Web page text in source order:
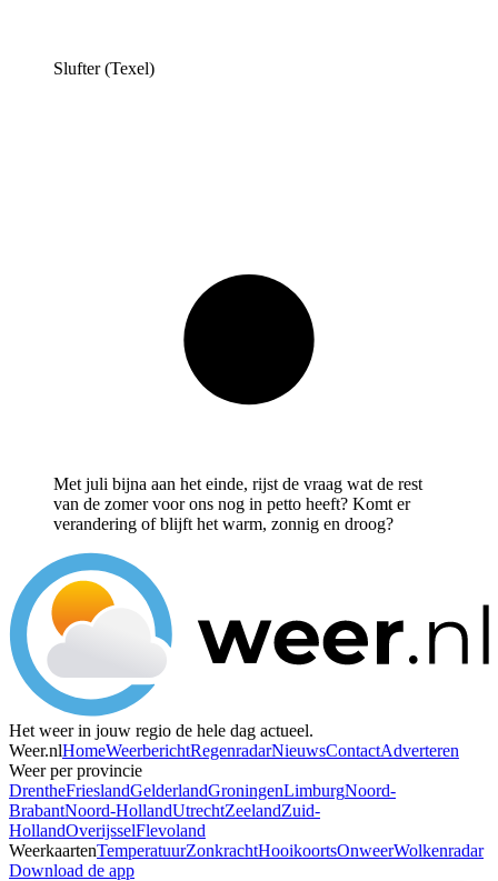
Slufter (Texel)
Met juli bijna aan het einde, rijst de vraag wat de rest
van de zomer voor ons nog in petto heeft? Komt er
verandering of blijft het warm, zonnig en droog?
Het weer in jouw regio de hele dag actueel.
Weer.nlHomeWeerberichtRegenradarNieuwsContactAdverteren
Weer per provincie
DrentheFrieslandGelderlandGroningenLimburgNoord-
BrabantNoord-HollandUtrechtZeelandZuid-
HollandOverijsselFlevoland
WeerkaartenTemperatuurZonkrachtHooikoortsOnweerWolkenradar
Download de app